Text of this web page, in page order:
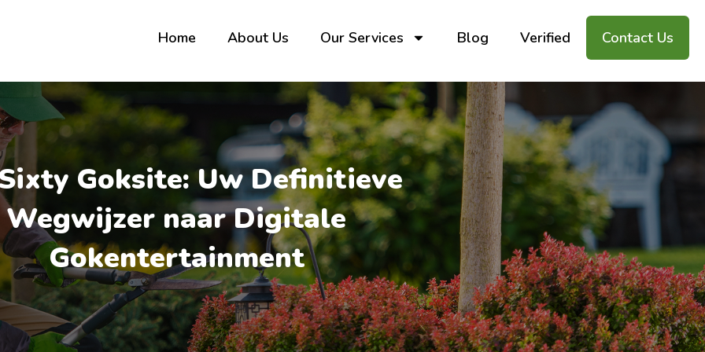
Home About Us Our Services Blog Verified Contact Us
Goksite: Uw Definitieve
Wegwijzer naar Digitale
Gokentertainment